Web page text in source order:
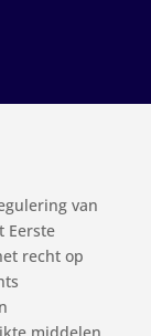
van
Eerste
recht op